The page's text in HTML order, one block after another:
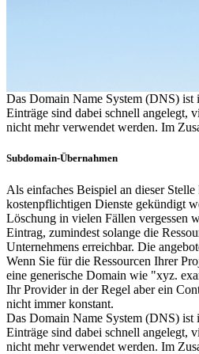
Das Domain Name System (DNS) ist
Einträge sind dabei schnell angelegt,
nicht mehr verwendet werden. Im
Subdomain-Übernahmen
Als einfaches Beispiel an dieser
kostenpflichtigen Dienste gekündigt
Löschung in vielen Fällen vergessen
Eintrag, zumindest solange die
Unternehmens erreichbar. Die
Wenn Sie für die Ressourcen Ihrer
eine generische Domain wie "xyz.
Ihr Provider in der Regel aber ein
nicht immer konstant.
Das Domain Name System (DNS) ist
Einträge sind dabei schnell angelegt,
nicht mehr verwendet werden. Im